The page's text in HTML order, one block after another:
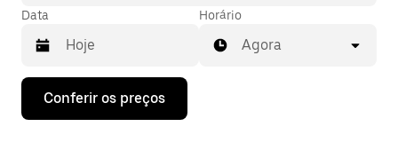
Data
Pressione
seta
Horário
Agora
Conferir os preços